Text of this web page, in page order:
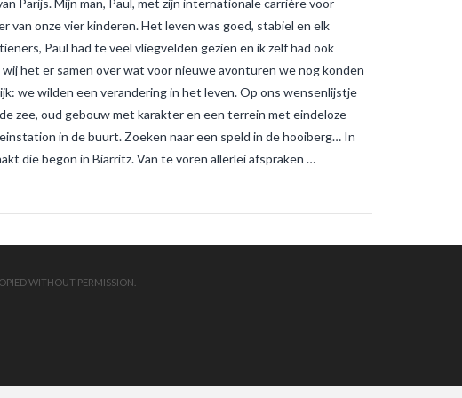
muggenbeten en
tijgermuggenbeten?
strategieën zijn er gepland om
tijgermuggen uit te roeien?
in-frankrijk wonen-vendee
Parijs. Mijn man, Paul, met zijn internationale carrière voor
van onze vier kinderen. Het leven was goed, stabiel en elk
Paul had te veel vliegvelden gezien en ik zelf had ook
het er samen over wat voor nieuwe avonturen we nog konden
we wilden een verandering in het leven. Op ons wensenlijstje
zee, oud gebouw met karakter en een terrein met eindeloze
in de buurt. Zoeken naar een speld in de hooiberg… In
die begon in Biarritz. Van te voren allerlei afspraken …
WITHOUT PERMISSION.